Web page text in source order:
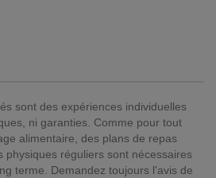
sont des expériences individuelles
ni garanties. Comme pour tout
alimentaire, des plans de repas
physiques réguliers sont nécessaires
terme. Demandez toujours l'avis de